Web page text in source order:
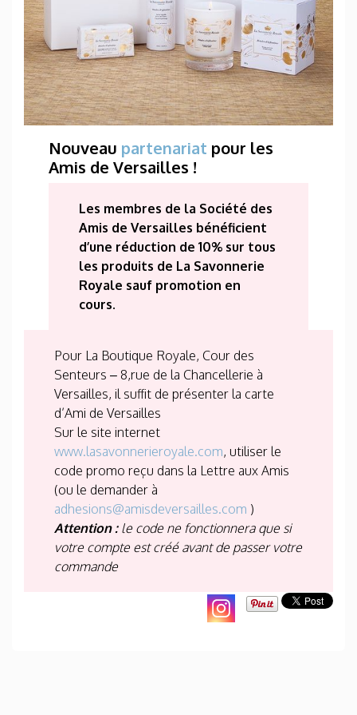
Nouveau partenariat pour les
Amis de Versailles !
Les membres de la Société des
Amis de Versailles bénéficient
d’une réduction de 10% sur tous
les produits de La Savonnerie
Royale sauf promotion en
cours.
Pour La Boutique Royale, Cour des
Senteurs – 8,rue de la Chancellerie à
Versailles, il suffit de présenter la carte
d’Ami de Versailles
Sur le site internet
www.lasavonnerieroyale.com, utiliser le
code promo reçu dans la Lettre aux Amis
(ou le demander à
adhesions@amisdeversailles.com )
Attention : le code ne fonctionnera que si
votre compte est créé avant de passer votre
commande